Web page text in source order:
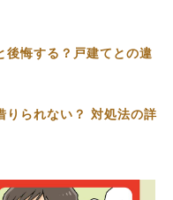
後悔する？戸建てとの違
りられない？ 対処法の詳